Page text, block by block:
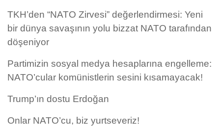
TKH’den “NATO Zirvesi” değerlendirmesi: Yeni
bir dünya savaşının yolu bizzat NATO tarafından
döşeniyor
Partimizin sosyal medya hesaplarına engelleme:
NATO’cular komünistlerin sesini kısamayacak!
Trump’ın dostu Erdoğan
Onlar NATO’cu, biz yurtseveriz!